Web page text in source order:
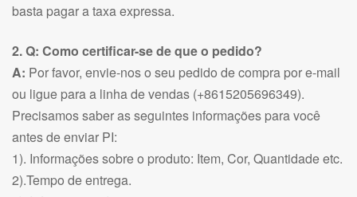
basta pagar a taxa expressa.
2. Q: Como certificar-se de que o pedido?
A: Por favor, envie-nos o seu pedido de compra por e-mail
ou ligue para a linha de vendas (+8615205696349).
Precisamos saber as seguintes informações para você
antes de enviar PI:
1). Informações sobre o produto: Item, Cor, Quantidade etc.
2).Tempo de entrega.